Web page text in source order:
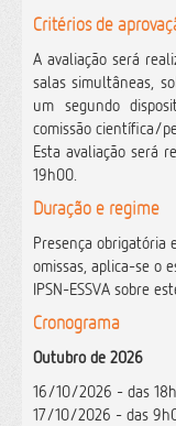
Critérios de
A avaliação será
salas simultâneas,
um segundo
comissão científica/
Esta avaliação será
19h00.
Duração e regime
Presença obrigatória
omissas, aplica-se o
IPSN-ESSVA sobre
Cronograma
Outubro de 2026
16/10/2026 - das
17/10/2026 - das